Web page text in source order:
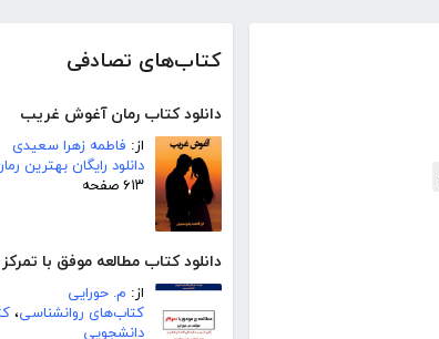
کتاب‌های تصادفی
دانلود کتاب رمان آغوش غریب
از: فاطمه زهرا سعیدی
دانلود رایگان بهترین
۶۱۳ صفحه
دانلود کتاب مطالعه موفق با تمرکز
از: م. حورایی
کتاب‌های روانشناسی،
دانشجویی